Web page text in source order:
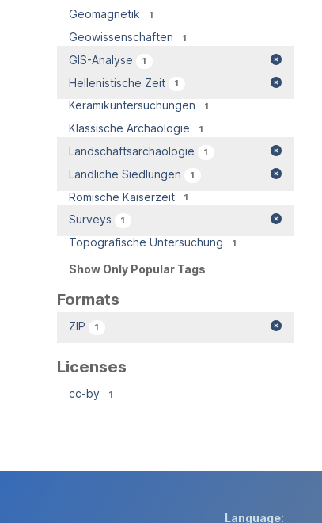
Geomagnetik 1
Geowissenschaften 1
GIS-Analyse 1
Hellenistische Zeit 1
Keramikuntersuchungen 1
Klassische Archäologie 1
Landschaftsarchäologie 1
Ländliche Siedlungen 1
Römische Kaiserzeit 1
Surveys 1
Topografische Untersuchung 1
Show Only Popular Tags
Formats
ZIP 1
Licenses
cc-by 1
Language